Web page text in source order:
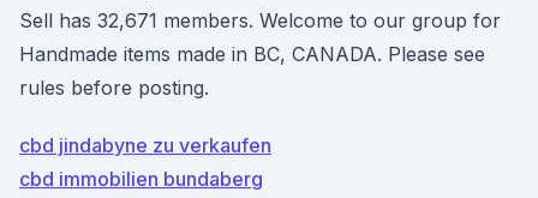
Sell has 32,671 members. Welcome to our group for
Handmade items made in BC, CANADA. Please see
rules before posting.
cbd jindabyne zu verkaufen
cbd immobilien bundaberg